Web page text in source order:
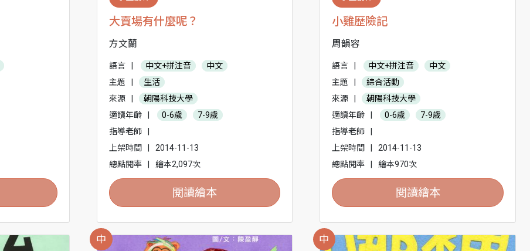
大賣場有什麼呢？
方文蘭
語言 中文+拼注音
中文
主題
生活
來源
朝陽科技大學
適讀年齡
0-6歲
7-9歲
指導老師
上架時間
2014-11-13
總點閱率
繪本2,097次
閱讀繪本
小雞歷險記
周韻容
語言 中文+拼注音
中文
主題
綜合活動
來源
朝陽科技大學
適讀年齡
0-6歲
7-9歲
指導老師
上架時間
2014-11-13
總點閱率
繪本970次
閱讀繪本
中 中